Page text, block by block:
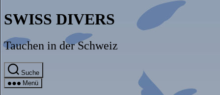
Direkt
zum
wechseln
SWISS DIVERS
Tauchen in der Schweiz
Suche
Menü